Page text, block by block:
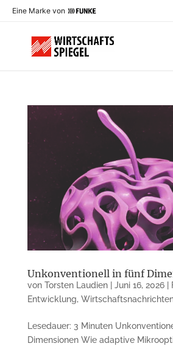
Eine Marke von
Unkonventionell in fünf
von Torsten Laudien| Juni 16, 2026|
Entwicklung,
Lesedauer: 3 Minuten
Dimensionen Wie adaptive